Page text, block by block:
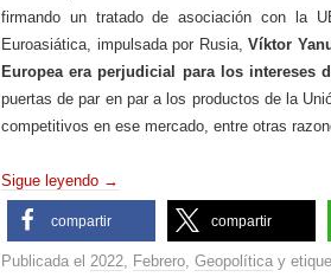
firmando un tratado de asociación con la
Euroasiática, impulsada por Rusia,Víktor
Europea era perjudicial para los intereses
puertas de par en par a los productos de la
competitivos en ese mercado, entre otras
Sigue leyendo →
compartir compartir
Publicada el 2022, Febrero, Geopolítica y